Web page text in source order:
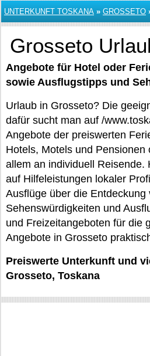
UNTERKUNFT TOSKANA » GROSSETO
Grosseto
Angebote für Hotel oder
sowie Ausflugstipps und
Urlaub in Grosseto? Die
dafür sucht man auf /
Angebote der preiswerten
Hotels, Motels und Pensionen
allem an individuell Reisende.
auf Hilfeleistungen lokaler
Ausflüge über die Entdeckung
Sehenswürdigkeiten und
und Freizeitangeboten für die
Angebote in Grosseto
Preiswerte Unterkunft und
Grosseto, Toskana